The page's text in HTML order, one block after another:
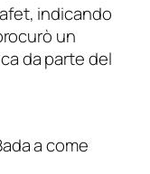
indicando
un
da parte del
a come